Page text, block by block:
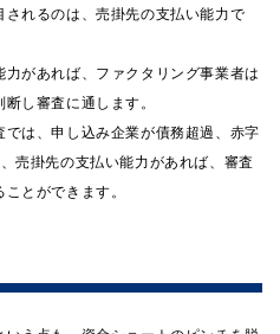
れるのは、売掛先の支払い能力で
があれば、ファクタリング事業者は
し審査に通します。
は、申し込み企業が債務超過、赤字
売掛先の支払い能力があれば、審査
とができます。